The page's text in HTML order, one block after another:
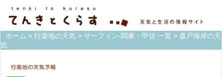
ホーム > 行楽地の天気 > サーフィン-関東・甲信 一覧 > 森戸海岸の天
気